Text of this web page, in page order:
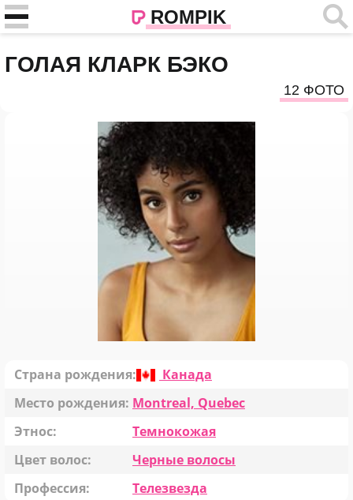
ROMPIK
ГОЛАЯ КЛАРК БЭКО
12 ФОТО
Страна рождения:
Канада
Место рождения: Montreal, Quebec
Этнос:
Темнокожая
Цвет волос:
Черные волосы
Профессия:
Телезвезда